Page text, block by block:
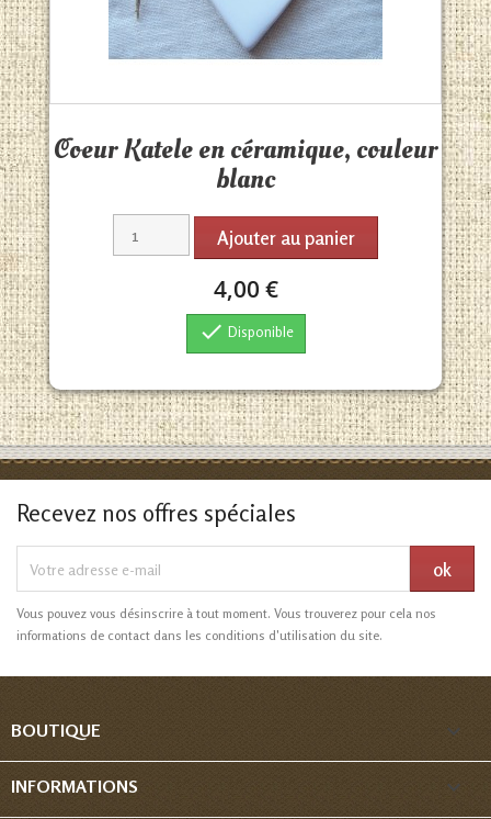
Coeur Katele en céramique, couleur
blanc
Ajouter au panier
4,00 €
 Disponible
Recevez nos offres spéciales
Vous pouvez vous désinscrire à tout moment. Vous trouverez pour cela nos
informations de contact dans les conditions d'utilisation du site.
BOUTIQUE 
INFORMATIONS 